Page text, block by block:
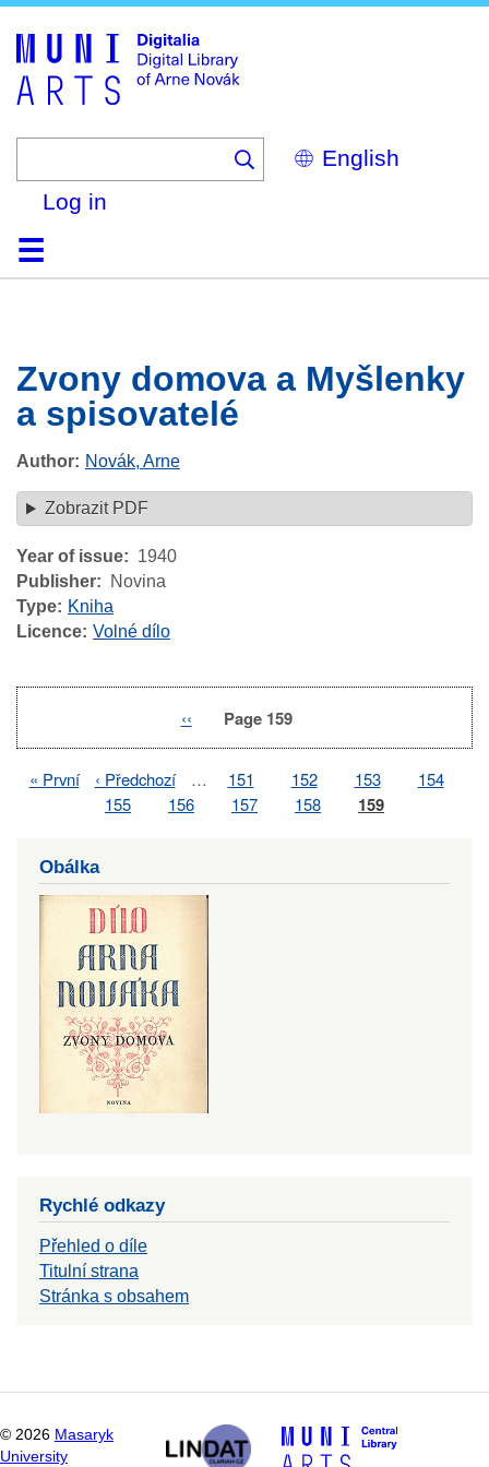
Select
your
Log in
HomeBrowse
Search
About
HelpContactDigitalia
Zvony domova a Myšlenky
a spisovatelé
Author Novák, Arne
Zobrazit PDF
Year of issue
1940
Publisher
Novina
Type
Kniha
Licence Volné dílo
Previous
‹‹ Page 159
Pagination
First
« První
Previous
page
‹ Předchozí … Page
151 Page
152 Page
153 Page
154
Page
155 Page
156 Page
157 Page
158 Page
159
Obálka
Rychlé odkazy
Přehled o díle
Titulní strana
Stránka s obsahem
© 2026 Masaryk
University